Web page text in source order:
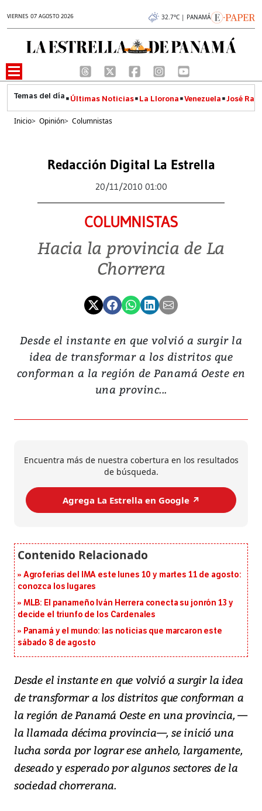
VIERNES 07 AGOSTO 2026 32.7°C | PANAMÁ
Últimas Noticias La Llorona Venezuela José
Inicio> Opinión> Columnistas
Redacción Digital La Estrella
20/11/2010 01:00
COLUMNISTAS
Hacia la provincia de La
Chorrera
Desde el instante en que volvió a surgir la
idea de transformar a los distritos que
conforman a la región de Panamá Oeste en
una provinc...
Encuentra más de nuestra cobertura en los resultados
de búsqueda.
Agrega La Estrella en Google ↗️
Agroferias del IMA este lunes 10 y martes 11 de agosto:
conozca los lugares
MLB: El panameño Iván Herrera conecta su jonrón 13 y
decide el triunfo de los Cardenales
Panamá y el mundo: las noticias que marcaron este
sábado 8 de agosto
Desde el instante en que volvió a surgir la idea
de transformar a los distritos que conforman a
la región de Panamá Oeste en una provincia, —
la llamada décima provincia—, se inició una
lucha sorda por lograr ese anhelo, largamente,
deseado y esperado por algunos sectores de la
sociedad chorrerana.